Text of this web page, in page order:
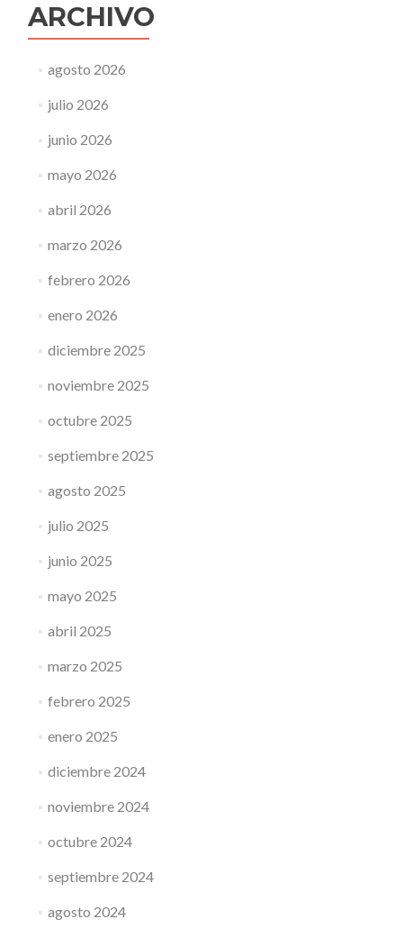
ARCHIVO
agosto 2026
julio 2026
junio 2026
mayo 2026
abril 2026
marzo 2026
febrero 2026
enero 2026
diciembre 2025
noviembre 2025
octubre 2025
septiembre 2025
agosto 2025
julio 2025
junio 2025
mayo 2025
abril 2025
marzo 2025
febrero 2025
enero 2025
diciembre 2024
noviembre 2024
octubre 2024
septiembre 2024
agosto 2024